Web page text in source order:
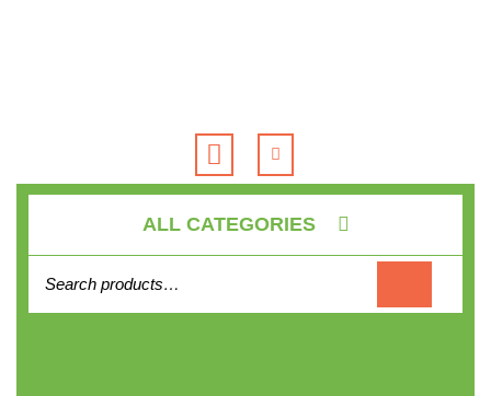
Open
Button
ALL CATEGORIES
for: